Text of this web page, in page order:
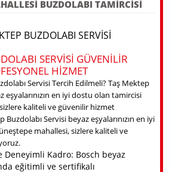
BUZDOLABI TAMIRCISI
BUZDOLABI SERVISI
SERVISI GÜVENILIR
HIZMET
Servisi Tercih Edilmeli? Taş Mektep
eşyalarınızın en iyi dostu olan tamircisi
kaliteli ve güvenilir hizmet
Servisi beyaz eşyalarınızın en iyi
mahallesi, sizlere kaliteli ve
Deneyimli Kadro: Bosch beyaz
eğitimli ve sertifikalı